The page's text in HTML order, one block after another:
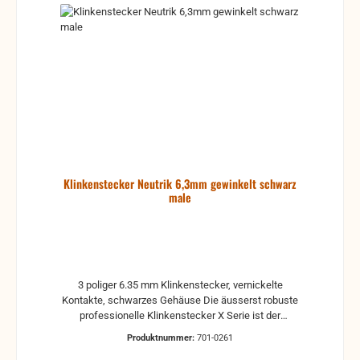
NP*RCS, was die Widerstandsfähigkeit und den
Schutz gegen hochfrequente Störungen verbessert
Klinkenstecker Neutrik 6,3mm gewinkelt schwarz
male
3 poliger 6.35 mm Klinkenstecker, vernickelte
Kontakte, schwarzes Gehäuse Die äusserst robuste
professionelle Klinkenstecker X Serie ist der
Produktnummer: 701-0261